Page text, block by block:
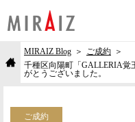
MIRAIZ Blog
ご成約
千種区向陽町「GALLERIA覚
がとうございました。
ご成約